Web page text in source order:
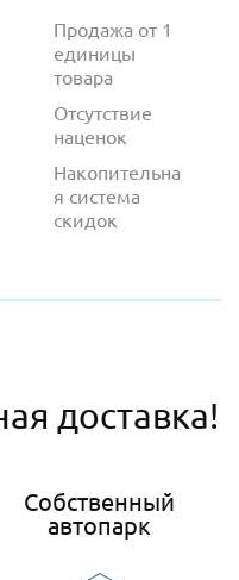
Продажа от 1
единицы
товара
Отсутствие
наценок
Накопительна
я система
скидок
доставка!
Собственный
автопарк